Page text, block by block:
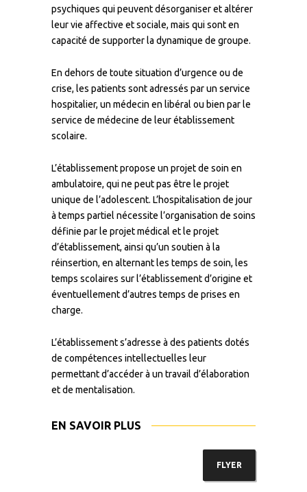
psychiques qui peuvent désorganiser et altérer
leur vie affective et sociale, mais qui sont en
capacité de supporter la dynamique de groupe.
En dehors de toute situation d’urgence ou de
crise, les patients sont adressés par un service
hospitalier, un médecin en libéral ou bien par le
service de médecine de leur établissement
scolaire.
L’établissement propose un projet de soin en
ambulatoire, qui ne peut pas être le projet
unique de l’adolescent. L’hospitalisation de jour
à temps partiel nécessite l’organisation de soins
définie par le projet médical et le projet
d’établissement, ainsi qu’un soutien à la
réinsertion, en alternant les temps de soin, les
temps scolaires sur l’établissement d’origine et
éventuellement d’autres temps de prises en
charge.
L’établissement s’adresse à des patients dotés
de compétences intellectuelles leur
permettant d’accéder à un travail d’élaboration
et de mentalisation.
EN SAVOIR PLUS
FLYER